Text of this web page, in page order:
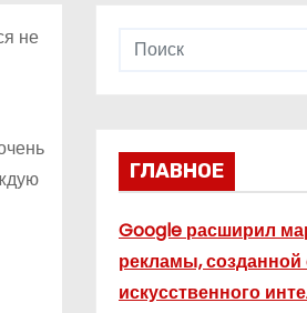
не
ГЛАВНОЕ
Google расширил
рекламы,
искусственного